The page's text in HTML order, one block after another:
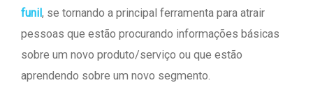
funil , se tornando a principal ferramenta para atrair
pessoas que estão procurando informações básicas
sobre um novo produto/serviço ou que estão
aprendendo sobre um novo segmento.